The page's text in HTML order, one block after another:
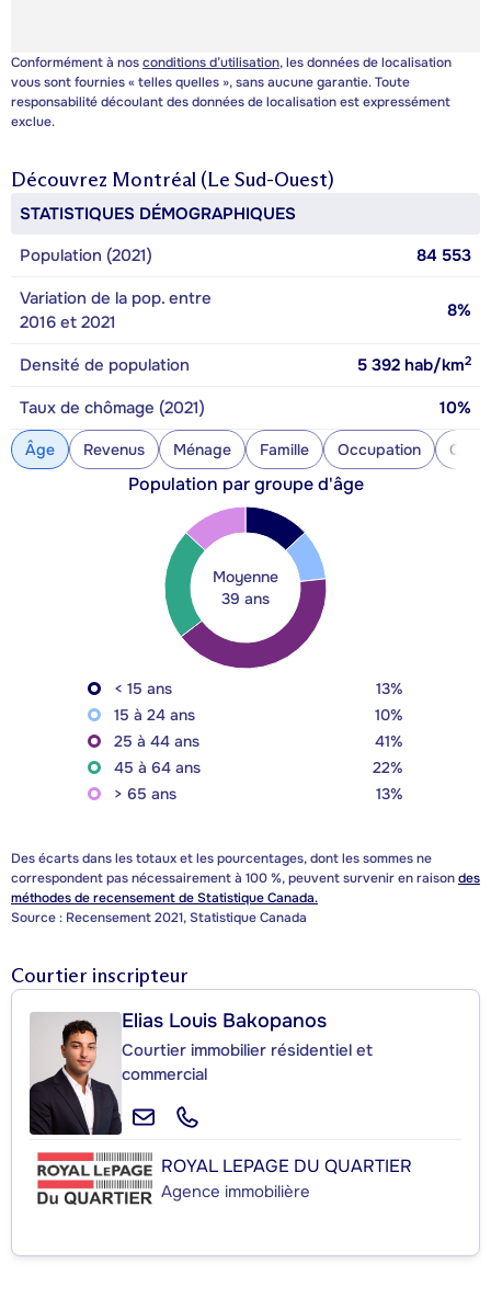
Conformément à nosconditions d’utilisation, les données de localisation
vous sont fournies « telles quelles », sans aucune garantie. Toute
responsabilité découlant des données de localisation est expressément
exclue.
Découvrez Montréal (Le Sud-Ouest)
STATISTIQUES DÉMOGRAPHIQUES
Population (2021)
84 553
Variation de la pop. entre
2016 et 2021
8%
Densité de population 5 392 hab/km2
Taux de chômage (2021) 10%
Âge Revenus Ménage Famille Occupation
Population par groupe d'âge
Moyenne
39 ans
< 15 ans
13%
15 à 24 ans
10%
25 à 44 ans
41%
45 à 64 ans
22%
> 65 ans
13%
Des écarts dans les totaux et les pourcentages, dont les sommes ne
correspondent pas nécessairement à 100 %, peuvent survenir en raisondes
méthodes de recensement de Statistique Canada.
Source : Recensement 2021, Statistique Canada
Courtier inscripteur
Elias Louis Bakopanos
Courtier immobilier résidentiel et
commercial
ROYAL LEPAGE DU QUARTIER
Agence immobilière